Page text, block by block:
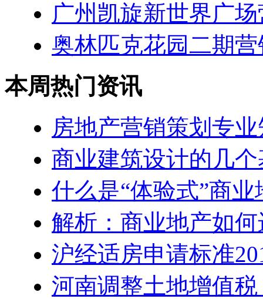
广州凯旋新世界广
奥林匹克花园二期
本周热门资讯
房地产营销策划专
商业建筑设计的几
什么是“体验式”商业
解析：商业地产如
沪经适房申请标准
河南调整土地增值